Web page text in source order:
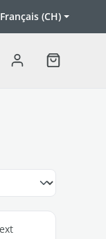
Français (CH)
Le panier